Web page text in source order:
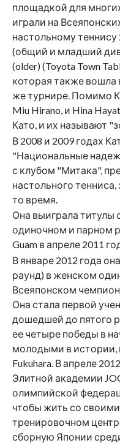
площадкой для
играли на
настольному теннису
(общий и младший
(older) (Toyota Town
которая также вошла
же турнире. Помимо
Miu Hirano, и Hina
Като, и их называют
В 2008 и 2009 годах
"Национальные
с клубом "Митака",
настольного
то время.
Она выиграла титулы
одиночном и парном
Guam в апреле 2011
В январе 2012 года
раунд) в женском
Всеяпонском
Она стала первой
дошедшей до пятого
ее четыре победы в
молодыми в истории,
Fukuhara. В апреле
Элитной академии
олимпийской
чтобы жить со
тренировочном
сборную Японии